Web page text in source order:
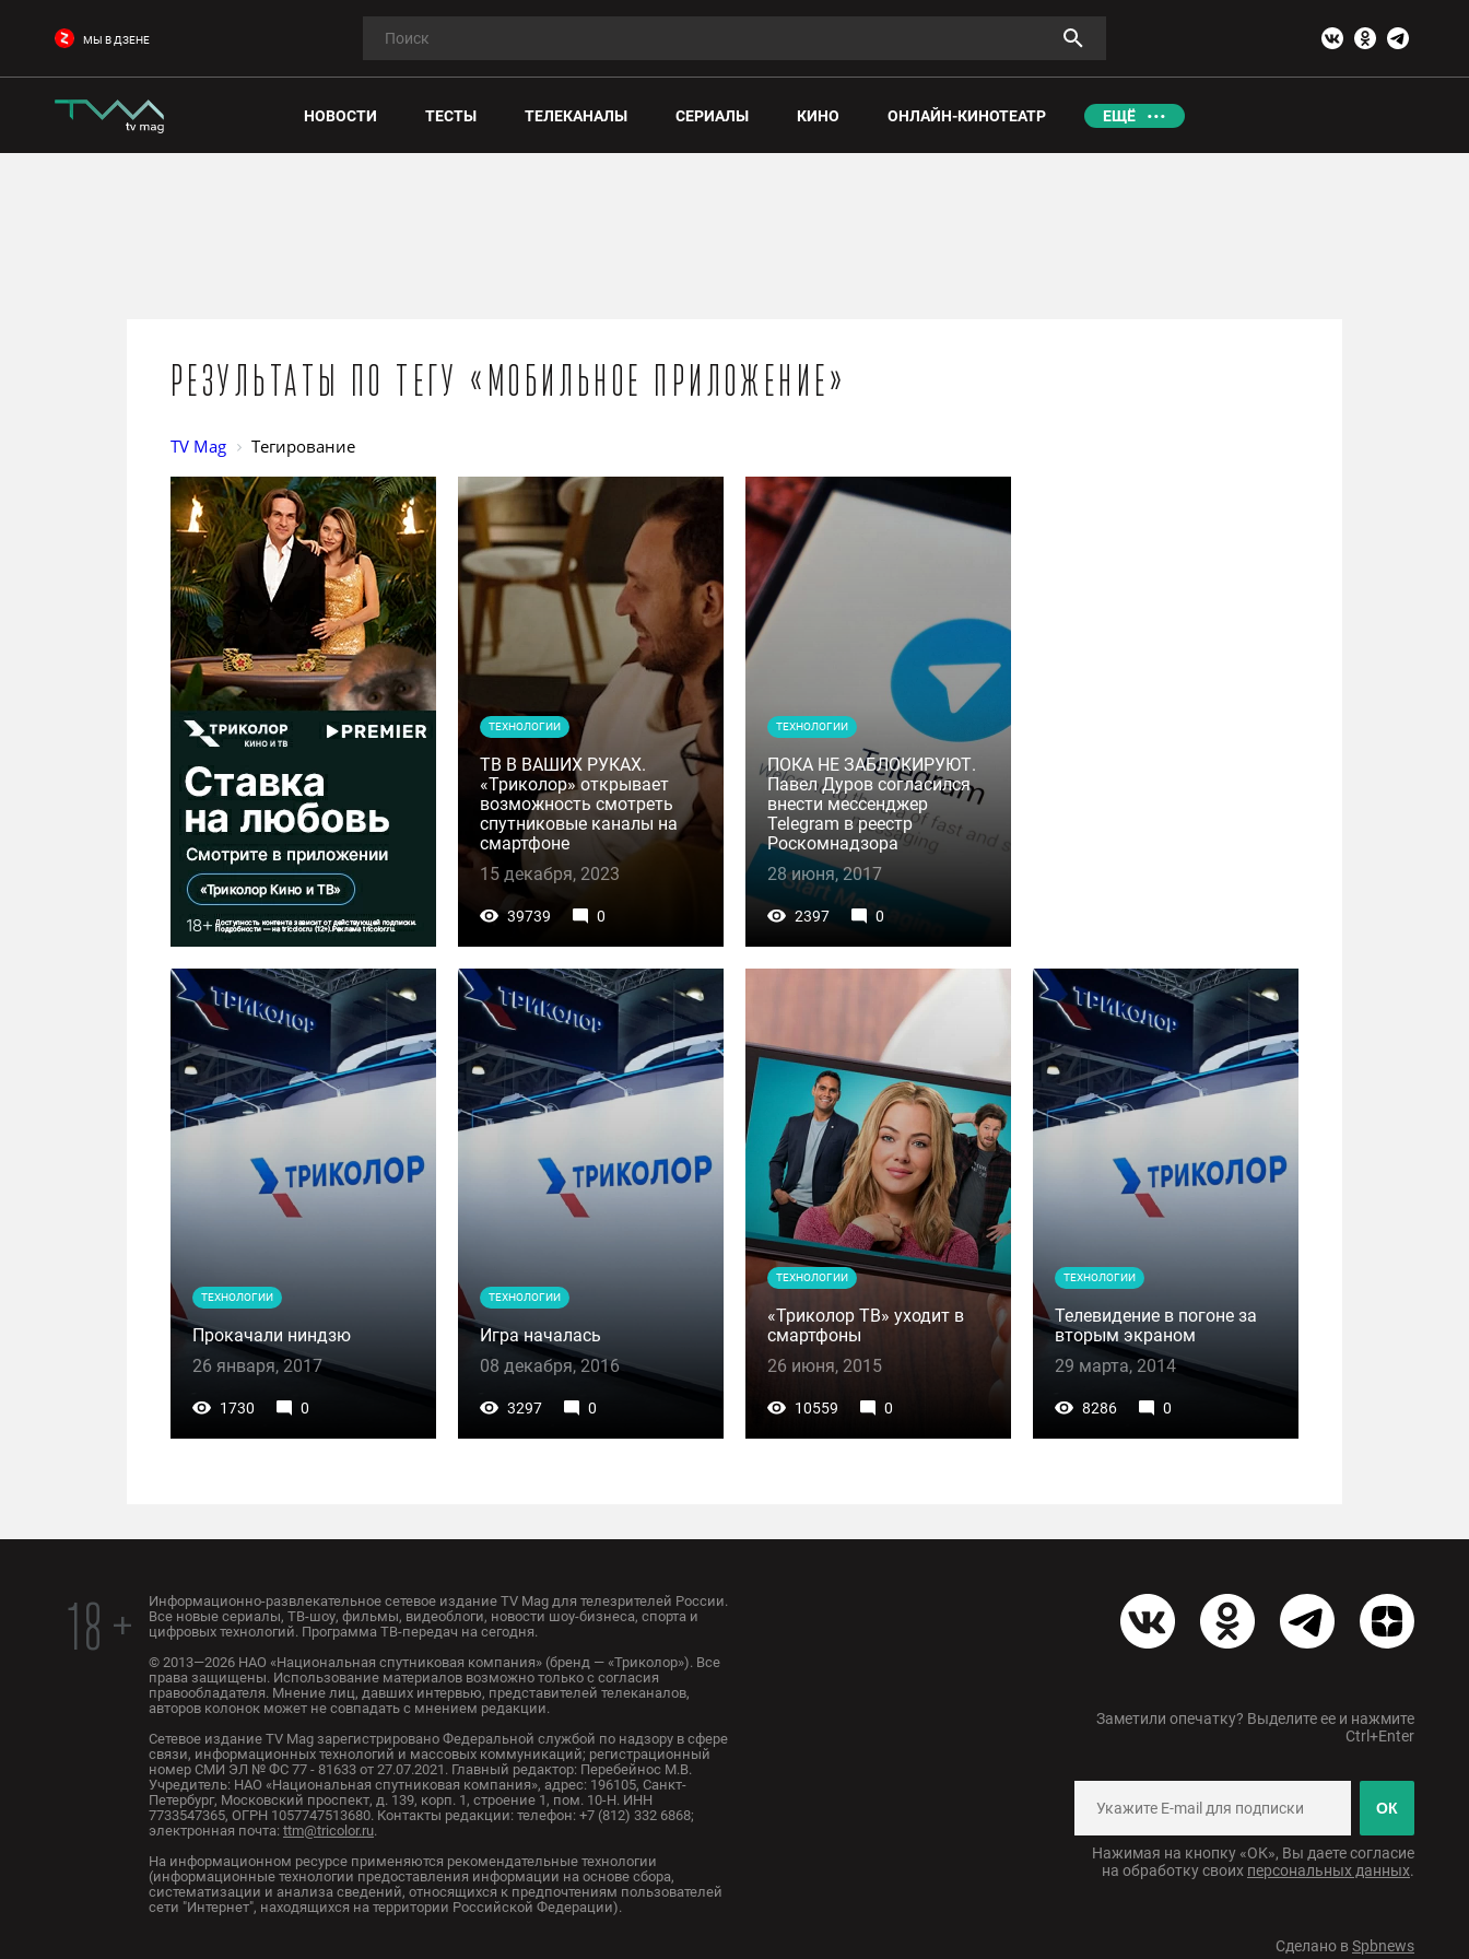
МЫ В ДЗЕНЕ
НОВОСТИ ТЕСТЫ ТЕЛЕКАНАЛЫ СЕРИАЛЫ КИНО ОНЛАЙН-КИНОТЕАТР ЕЩЁ
Результаты по тегу «Мобильное приложение»
TV Mag Тегирование
ТЕХНОЛОГИИ
ТВ В ВАШИХ РУКАХ.
«Триколор» открывает
возможность смотреть
спутниковые каналы на
смартфоне
15 декабря, 2023
39739 0
ТЕХНОЛОГИИ
ПОКА НЕ ЗАБЛОКИРУЮТ.
Павел Дуров согласился
внести мессенджер
Telegram в реестр
Роскомнадзора
28 июня, 2017
2397 0
ТЕХНОЛОГИИ
Прокачали ниндзю
26 января, 2017
1730 0
ТЕХНОЛОГИИ
Игра началась
08 декабря, 2016
3297 0
ТЕХНОЛОГИИ
«Триколор ТВ» уходит в
смартфоны
26 июня, 2015
10559 0
ТЕХНОЛОГИИ
Телевидение в погоне за
вторым экраном
29 марта, 2014
8286 0
18 +
Информационно-развлекательное сетевое издание TV Mag для телезрителей России.
Все новые сериалы, ТВ-шоу, фильмы, видеоблоги, новости шоу-бизнеса, спорта и
цифровых технологий. Программа ТВ-передач на сегодня.
© 2013—2026 НАО «Национальная спутниковая компания» (бренд — «Триколор»). Все
права защищены. Использование материалов возможно только с согласия
правообладателя. Мнение лиц, давших интервью, представителей телеканалов,
авторов колонок может не совпадать с мнением редакции.
Сетевое издание TV Mag зарегистрировано Федеральной службой по надзору в сфере
связи, информационных технологий и массовых коммуникаций; регистрационный
номер СМИ ЭЛ № ФС 77 - 81633 от 27.07.2021. Главный редактор: Перебейнос М.В.
Учредитель: НАО «Национальная спутниковая компания», адрес: 196105, Санкт-
Петербург, Московский проспект, д. 139, корп. 1, строение 1, пом. 10-Н. ИНН
7733547365, ОГРН 1057747513680. Контакты редакции: телефон: +7 (812) 332 6868;
электронная почта: ttm@tricolor.ru.
На информационном ресурсе применяются рекомендательные технологии
(информационные технологии предоставления информации на основе сбора,
систематизации и анализа сведений, относящихся к предпочтениям пользователей
сети "Интернет", находящихся на территории Российской Федерации).
Заметили опечатку? Выделите ее и нажмите
Ctrl+Enter
ОК
Нажимая на кнопку «ОК», Вы даете согласие
на обработку своих персональных данных.
Сделано вSpbnews